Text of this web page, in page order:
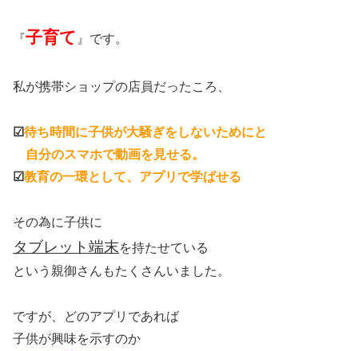
『 子育て 』です。
私が携帯ショップの店員だったころ、
☑待ち時間に子供が大騒ぎをしないためにと
自分のスマホで動画を見せる。
☑教育の一環として、アプリで学ばせる
その為に子供に
タブレット端末を持たせている
という親御さんもたくさんいました。
ですが、どのアプリであれば
子供が興味を示すのか